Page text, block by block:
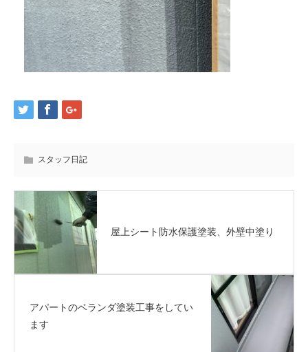
スタッフ日記
屋上シート防水保護塗装、外壁中塗り
アパートのベランダ塗装工事をしてい
ます